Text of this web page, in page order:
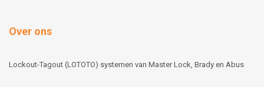
Over ons
Lockout-Tagout (LOTOTO) systemen van Master Lock, Brady en Abus